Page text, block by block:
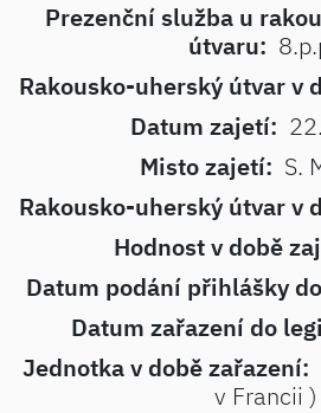
Prezenční služba u
útvaru:
Rakousko-uherský útvar v
Datum zajetí:
Misto zajetí: S.
Rakousko-uherský útvar v
Hodnost v době
Datum podání přihlášky
Datum zařazení do
Jednotka v době zařazení:
v Francii )